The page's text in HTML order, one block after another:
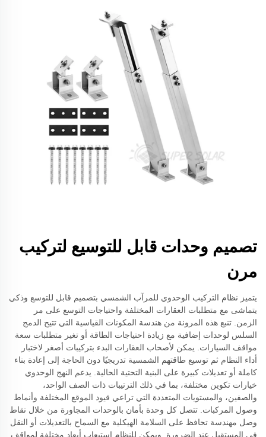
تصميم وحدات قابل للتوسيع لتركيب
مرن
يتميز نظام التركيب الوحدوي للمرآب الشمسي بتصميم قابل للتوسع وذكي
يتماشى مع متطلبات العقارات المختلفة واحتياجات التوسع على مر
الزمن. تنبع هذه المرونة من هندسة المكونات القياسية التي تتيح الدمج
السلس لوحدات إضافية مع زيادة احتياجات الطاقة أو تغير متطلبات سعة
مواقف السيارات. يمكن لأصحاب العقارات البدء بتركيبات أصغر لاختبار
أداء النظام ثم توسيع طاقتهم الشمسية تدريجيًا دون الحاجة إلى إعادة بناء
كاملة أو تعديلات كبيرة على البنية التحتية الحالية. يدعم النهج الوحدوي
خيارات تكوين مختلفة، بما في ذلك الترتيبات ذات الصف الواحد،
والصفين، والمستويات المتعددة التي تراعي قيود الموقع المختلفة وأنماط
وصول المركبات. تتصل كل وحدة بأمان بالوحدات المجاورة من خلال نقاط
وصل مهندسة تحافظ على السلامة الهيكلية مع السماح بالتعديلات أو النقل
في المستقبل عند الضرورة. ويمكن للنظام استيعاب أبعاد مختلفة لمواقف